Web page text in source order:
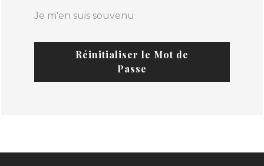
Je m'en suis souvenu
Réinitialiser le Mot de
Passe